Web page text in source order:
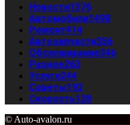
Новости1576
Автомобили1498
Ремонт414
Автозапчасти356
Обслуживание346
Разное263
Услуги244
Советы192
Скорость128
© Auto-avalon.ru